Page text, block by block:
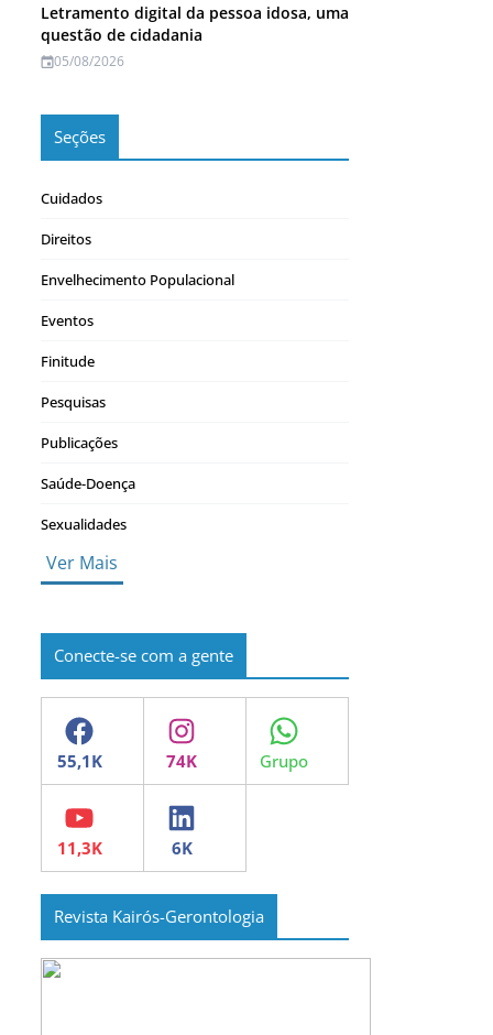
Letramento digital da pessoa idosa, uma
questão de cidadania
05/08/2026
Seções
Cuidados
Direitos
Envelhecimento Populacional
Eventos
Finitude
Pesquisas
Publicações
Saúde-Doença
Sexualidades
Ver Mais
Conecte-se com a gente
Facebook Instagram WhatsApp
YouTube LinkedIn
Revista Kairós-Gerontologia